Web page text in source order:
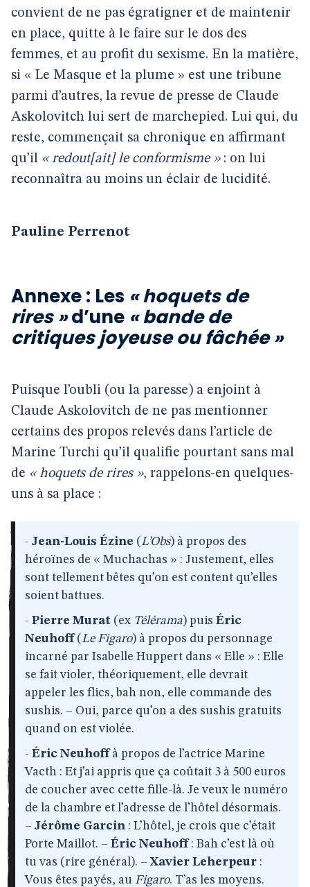
convient de ne pas égratigner et de maintenir
en place, quitte à le faire sur le dos des
femmes, et au profit du sexisme. En la matière,
si « Le Masque et la plume » est une tribune
parmi d’autres, la revue de presse de Claude
Askolovitch lui sert de marchepied. Lui qui, du
reste, commençait sa chronique en affirmant
qu’il « redout[ait] le conformisme »: on lui
reconnaîtra au moins un éclair de lucidité.
Pauline Perrenot
Annexe : Les « hoquets de
rires »d’une « bande de
critiques joyeuse ou fâchée »
Puisque l’oubli (ou la paresse) a enjoint à
Claude Askolovitch de ne pas mentionner
certains des propos relevés dans l’article de
Marine Turchi qu’il qualifie pourtant sans mal
de « hoquets de rires », rappelons-en quelques-
uns à sa place :
- Jean-Louis Ézine (L’Obs) à propos des
héroïnes de « Muchachas » : Justement, elles
sont tellement bêtes qu’on est content qu’elles
soient battues.
- Pierre Murat (ex Télérama) puis Éric
Neuhoff(Le Figaro) à propos du personnage
incarné par Isabelle Huppert dans « Elle » : Elle
se fait violer, théoriquement, elle devrait
appeler les flics, bah non, elle commande des
sushis. – Oui, parce qu’on a des sushis gratuits
quand on est violée.
- Éric Neuhoffà propos de l’actrice Marine
Vacth : Et j’ai appris que ça coûtait 3 à 500 euros
de coucher avec cette fille-là. Je veux le numéro
de la chambre et l’adresse de l’hôtel désormais.
– Jérôme Garcin : L’hôtel, je crois que c’était
Porte Maillot. – Éric Neuhoff: Bah c’est là où
tu vas (rire général). –Xavier Leherpeur :
Vous êtes payés, au Figaro. T’as les moyens.